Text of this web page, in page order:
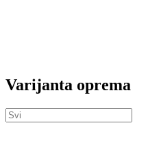
Varijanta oprema